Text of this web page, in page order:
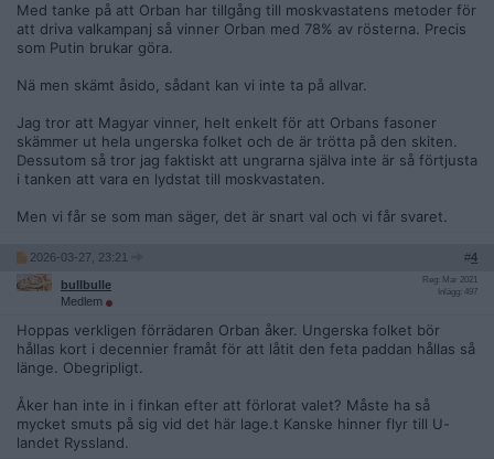
Med tanke på att Orban har tillgång till moskvastatens metoder för
att driva valkampanj så vinner Orban med 78% av rösterna. Precis
som Putin brukar göra.
Nä men skämt åsido, sådant kan vi inte ta på allvar.
Jag tror att Magyar vinner, helt enkelt för att Orbans fasoner
skämmer ut hela ungerska folket och de är trötta på den skiten.
Dessutom så tror jag faktiskt att ungrarna själva inte är så förtjusta
i tanken att vara en lydstat till moskvastaten.
Men vi får se som man säger, det är snart val och vi får svaret.
2026-03-27, 23:21 #4
bullbulle
Medlem
Reg: Mar 2021
Inlägg: 497
Hoppas verkligen förrädaren Orban åker. Ungerska folket bör
hållas kort i decennier framåt för att låtit den feta paddan hållas så
länge. Obegripligt.
Åker han inte in i finkan efter att förlorat valet? Måste ha så
mycket smuts på sig vid det här lage.t Kanske hinner flyr till U-
landet Ryssland.